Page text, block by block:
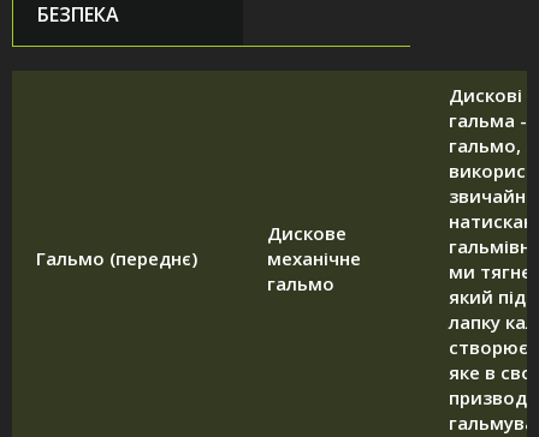
БЕЗПЕКА
Гальмо (переднє)
Дискове
механічне
гальмо
Дискові
гальма -
гальмо,
ми
який
лапку
створює
яке в